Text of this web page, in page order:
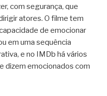
com segurança, que
atores. O filme tem
de emocionar
em uma sequência
e no IMDb há vários
dizem emocionados com